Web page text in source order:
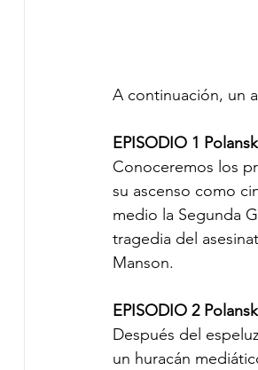
A continuación, un
EPISODIO 1
Conoceremos los
su ascenso como
medio la Segunda
tragedia del
Manson.
EPISODIO 2
Después del
un huracán